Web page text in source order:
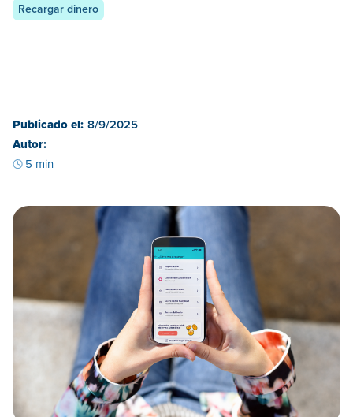
Recargar dinero
Publicado el: 8/9/2025
Autor:
5 min